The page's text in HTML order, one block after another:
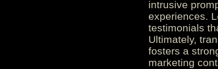
intrusive
experiences.
testimonials
Ultimately,
fosters a
marketing